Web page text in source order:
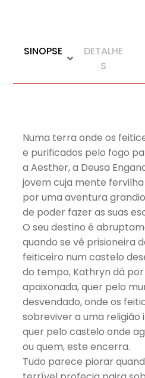
doSINOPSE
DETALHE
S
Numa terra onde os
e purificados pelo fogo
a Aesther, a Deusa
jovem cuja mente
por uma aventura
de poder fazer as suas
O seu destino é
quando se vê prisioneira
feiticeiro num castelo
do tempo, Kathryn dá por
apaixonada, quer pelo
desvendado, onde os
sobreviver a uma religião
quer pelo castelo onde
ou quem, este encerra.
Tudo parece piorar